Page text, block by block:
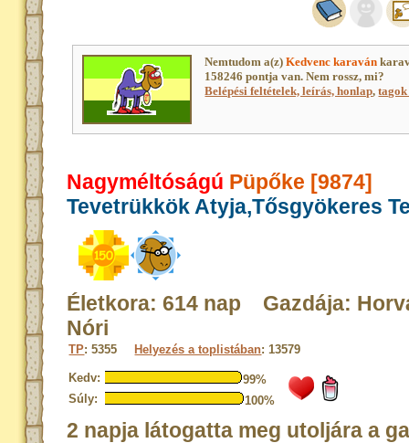
Nemtudom a(z)Kedvenc karaván
158246 pontja van. Nem rossz, mi?
Belépési feltételek, leírás, honlap,
Nagyméltóságú Püpőke [9874]
Tevetrükkök Atyja,Tősgyökeres
Életkora: 614 nap Gazdája:
Nóri
TP: 5355 Helyezés a toplistában: 13579
Kedv:
99%
Súly:
100%
2 napja látogatta meg utoljára a